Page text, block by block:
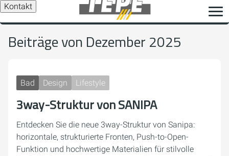
Kontakt
Beiträge von Dezember 2025
Bad Design Lifestyle
3way-Struktur von SANIPA
Entdecken Sie die neue 3way-Struktur von Sanipa:
horizontale, strukturierte Fronten, Push-to-Open-
Funktion und hochwertige Materialien für stilvolle